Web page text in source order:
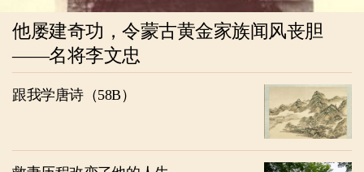
他屡建奇功，令蒙古黄金家族闻风丧胆
——名将李文忠
跟我学唐诗（58B）